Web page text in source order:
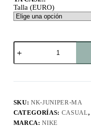
Talla (EURO)
Juniper
Trail
2
SKU:NK-JUNIPER-MA
CATEGORÍAS: CASUAL,
MARCA:NIKE